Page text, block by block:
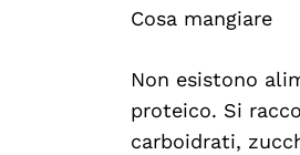
Cosa mangiare
Non esistono
proteico. Si
carboidrati,